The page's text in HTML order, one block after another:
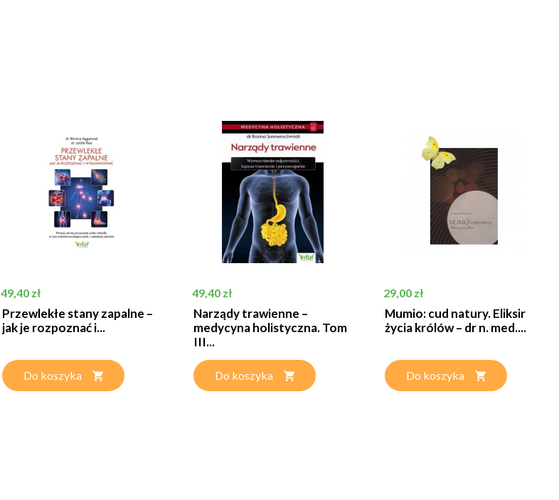
Cena
49,40 zł
Przewlekłe stany zapalne –
jak je rozpoznać i...
Do koszyka
Cena
49,40 zł
Narządy trawienne –
medycyna holistyczna. Tom
III...
Do koszyka
Cena
29,00 zł
Mumio: cud natury. Eliksir
życia królów – dr n. med....
Do koszyka